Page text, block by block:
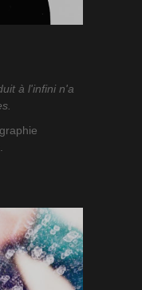
à l'infini n'a